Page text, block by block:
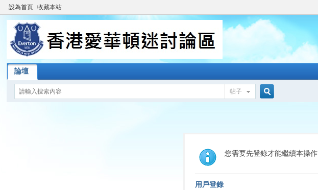
設為首頁 收藏本站
論壇
帖子
索
您需要先登錄才能繼續本操作
用戶登錄